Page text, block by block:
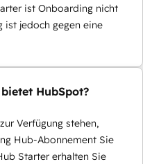
ist Onboarding nicht
ist jedoch gegen eine
HubSpot?
Verfügung stehen,
Hub-Abonnement Sie
Starter erhalten Sie